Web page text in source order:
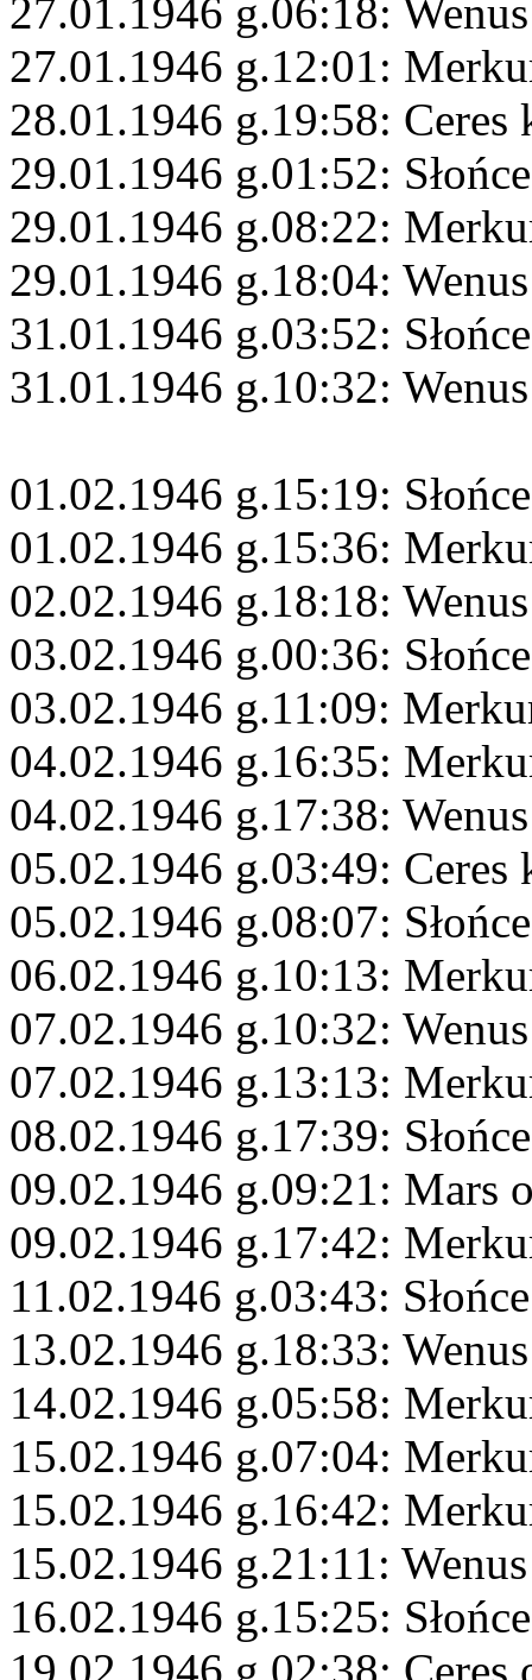
27.01.1946 g.06:18:
27.01.1946 g.12:01:
28.01.1946 g.19:58:
29.01.1946 g.01:52:
29.01.1946 g.08:22:
29.01.1946 g.18:04:
31.01.1946 g.03:52:
31.01.1946 g.10:32:
01.02.1946 g.15:19:
01.02.1946 g.15:36:
02.02.1946 g.18:18:
03.02.1946 g.00:36:
03.02.1946 g.11:09:
04.02.1946 g.16:35:
04.02.1946 g.17:38:
05.02.1946 g.03:49:
05.02.1946 g.08:07:
06.02.1946 g.10:13:
07.02.1946 g.10:32:
07.02.1946 g.13:13:
08.02.1946 g.17:39:
09.02.1946 g.09:21: Mars
09.02.1946 g.17:42:
11.02.1946 g.03:43:
13.02.1946 g.18:33:
14.02.1946 g.05:58:
15.02.1946 g.07:04:
15.02.1946 g.16:42:
15.02.1946 g.21:11:
16.02.1946 g.15:25:
19.02.1946 g.02:38: Ceres